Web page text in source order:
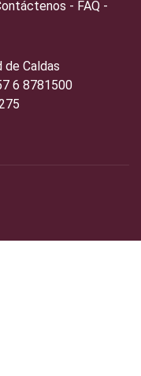
- FAQ -
de Caldas
6 8781500